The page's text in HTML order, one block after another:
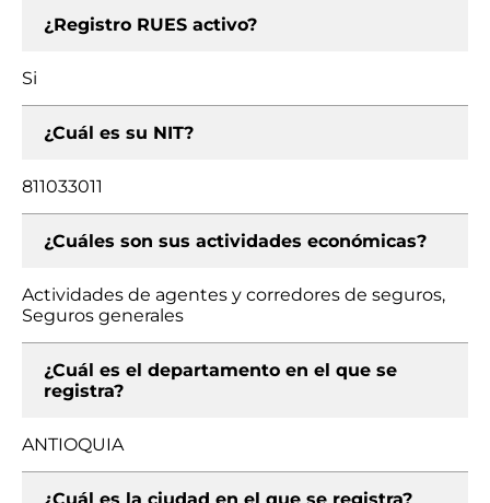
¿Registro RUES activo?
Si
¿Cuál es su NIT?
811033011
¿Cuáles son sus actividades económicas?
Actividades de agentes y corredores de seguros,
Seguros generales
¿Cuál es el departamento en el que se
registra?
ANTIOQUIA